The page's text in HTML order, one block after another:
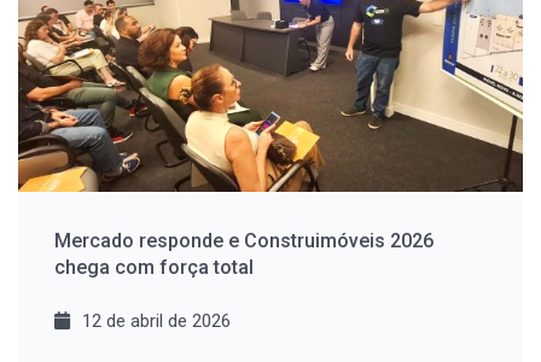
Mercado responde e Construimóveis 2026
chega com força total
12 de abril de 2026